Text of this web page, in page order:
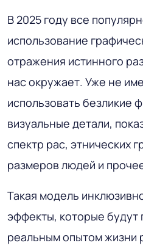
В 2025 году все
использование
отражения истинного
нас окружает. Уже не
использовать безликие
визуальные детали,
спектр рас, этнических
размеров людей и
Такая модель
эффекты, которые будут
реальным опытом жизни